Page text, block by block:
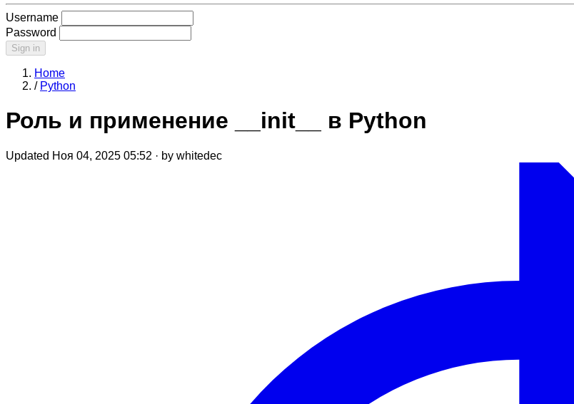
Username
Password
Sign in
Home
/ Python
Роль и применение __init__ в Python
Updated Ноя 04, 2025 05:52 · by whitedec